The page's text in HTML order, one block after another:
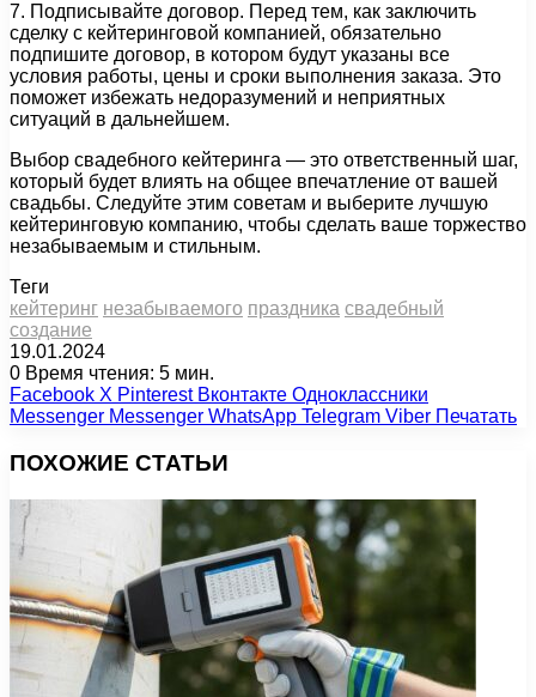
7. Подписывайте договор. Перед тем, как заключить
сделку с кейтеринговой компанией, обязательно
подпишите договор, в котором будут указаны все
условия работы, цены и сроки выполнения заказа. Это
поможет избежать недоразумений и неприятных
ситуаций в дальнейшем.
Выбор свадебного кейтеринга — это ответственный шаг,
который будет влиять на общее впечатление от вашей
свадьбы. Следуйте этим советам и выберите лучшую
кейтеринговую компанию, чтобы сделать ваше торжество
незабываемым и стильным.
Теги
кейтеринг незабываемого праздника свадебный
создание
19.01.2024
0 Время чтения: 5 мин.
Facebook X Pinterest Вконтакте Одноклассники
Messenger Messenger WhatsApp Telegram Viber Печатать
ПОХОЖИЕ СТАТЬИ